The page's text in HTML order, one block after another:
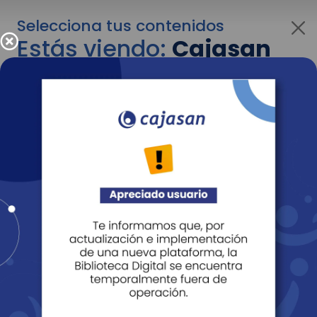
Selecciona tus contenidos
Estás viendo:Cajasan
para empresas
Para cambiar al contenido de tu interés más
adelante recuerda utilizar el menú
Entendido